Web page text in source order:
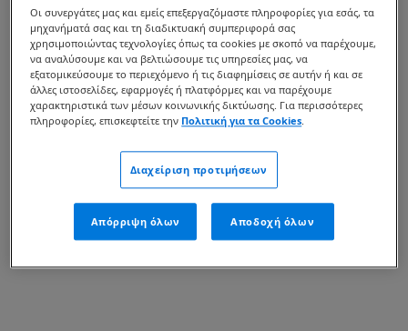
Οι συνεργάτες μας και εμείς επεξεργαζόμαστε πληροφορίες για εσάς, τα
μηχανήματά σας και τη διαδικτυακή συμπεριφορά σας
χρησιμοποιώντας τεχνολογίες όπως τα cookies με σκοπό να παρέχουμε,
να αναλύσουμε και να βελτιώσουμε τις υπηρεσίες μας, να
εξατομικεύσουμε το περιεχόμενο ή τις διαφημίσεις σε αυτήν ή και σε
άλλες ιστοσελίδες, εφαρμογές ή πλατφόρμες και να παρέχουμε
χαρακτηριστικά των μέσων κοινωνικής δικτύωσης. Για περισσότερες
πληροφορίες, επισκεφτείτε την Πολιτική για τα Cookies.
Διαχείριση προτιμήσεων
Απόρριψη όλων Αποδοχή όλων